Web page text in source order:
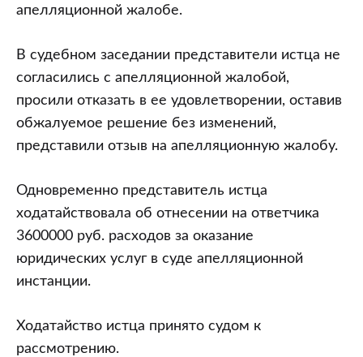
апелляционной жалобе.
В судебном заседании представители истца не
согласились с апелляционной жалобой,
просили отказать в ее удовлетворении, оставив
обжалуемое решение без изменений,
представили отзыв на апелляционную жалобу.
Одновременно представитель истца
ходатайствовала об отнесении на ответчика
3600000 руб. расходов за оказание
юридических услуг в суде апелляционной
инстанции.
Ходатайство истца принято судом к
рассмотрению.